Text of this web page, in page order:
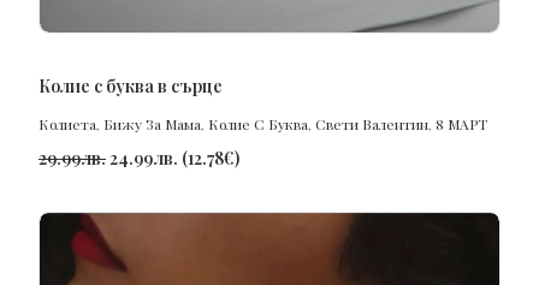
Колие с буква в сърце
Колиета, Бижу За Мама, Колие С Буква, Свети Валентин, 8 МАРТ
29.99лв.24.99лв. (12.78€)